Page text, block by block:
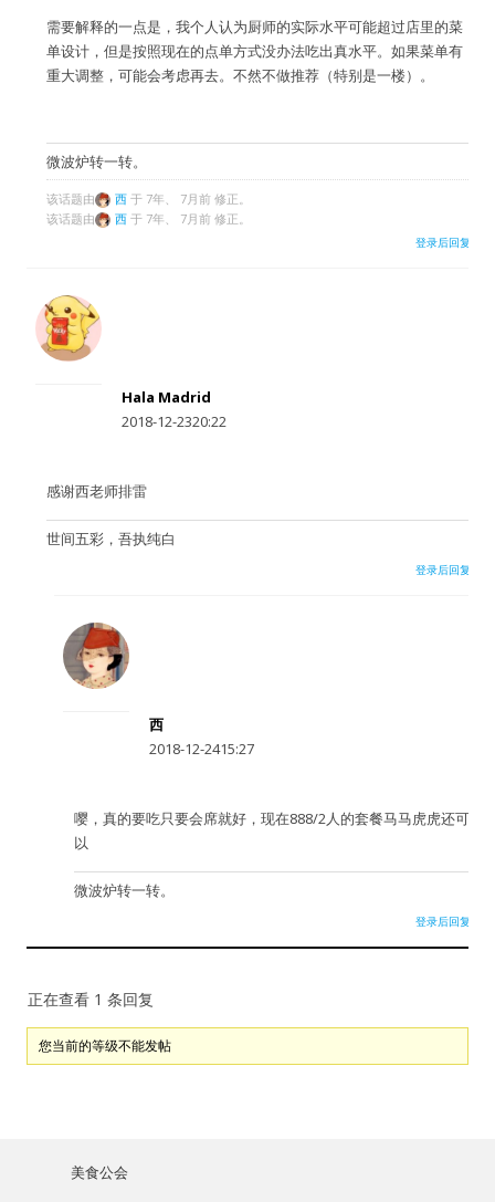
需要解释的一点是，我个人认为厨师的实际水平可能超过店里的菜
单设计，但是按照现在的点单方式没办法吃出真水平。如果菜单有
重大调整，可能会考虑再去。不然不做推荐（特别是一楼）。
微波炉转一转。
该话题由 西 于 7年、 7月前 修正。
该话题由
西 于 7年、 7月前 修正。
登录后回复
Hala Madrid
2018-12-2320:22
感谢西老师排雷
世间五彩，吾执纯白
登录后回复
西
2018-12-2415:27
嘤，真的要吃只要会席就好，现在888/2人的套餐马马虎虎还可
以
微波炉转一转。
登录后回复
正在查看 1 条回复
您当前的等级不能发帖
美食公会